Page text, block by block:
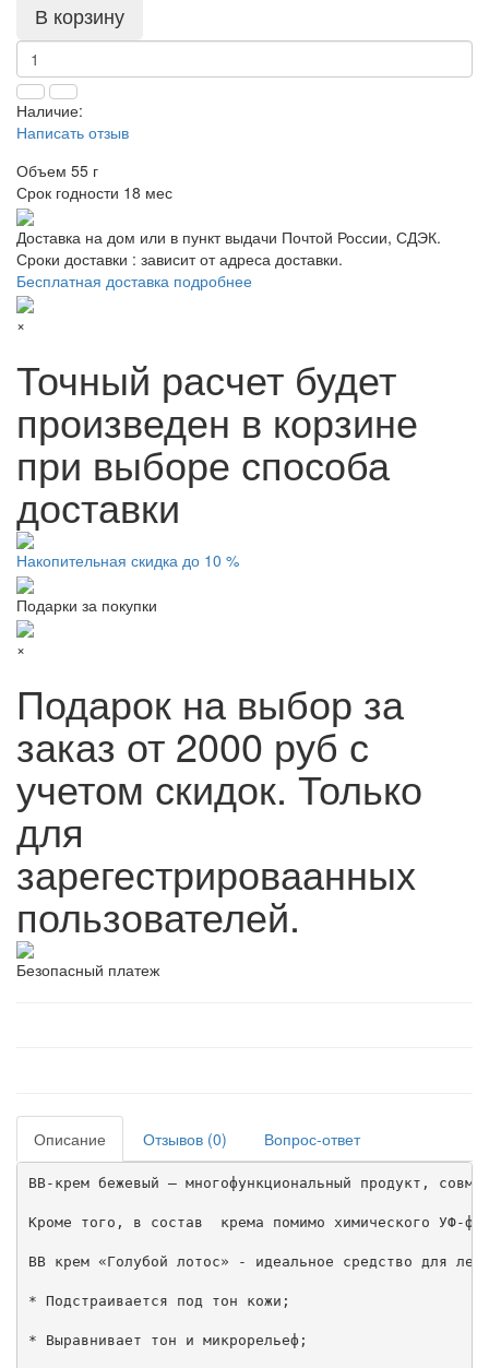
В корзину
Наличие:
Написать отзыв
Объем 55 г
Срок годности 18 мес
Доставка на дом или в пункт выдачи Почтой России, СДЭК.
Сроки доставки : зависит от адреса доставки.
Бесплатная доставка подробнее
×
Точный расчет будет
произведен в корзине
при выборе способа
доставки
Накопительная скидка до 10 %
Подарки за покупки
×
Подарок на выбор за
заказ от 2000 руб с
учетом скидок. Только
для
зарегестрироваанных
пользователей.
Безопасный платеж
Описание Отзывов (0) Вопрос-ответ
BB-крем бежевый — многофункциональный продукт,
Кроме того, в состав  крема помимо химического УФ-
ВВ крем «Голубой лотос» - идеальное средство для
* Подстраивается под тон кожи;
* Выравнивает тон и микрорельеф;